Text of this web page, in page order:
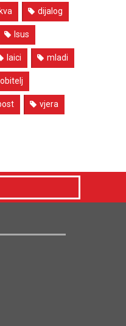
dijalog
Isus
laici mladi
obitelj
vjera